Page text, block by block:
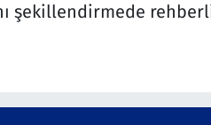
şekillendirmede